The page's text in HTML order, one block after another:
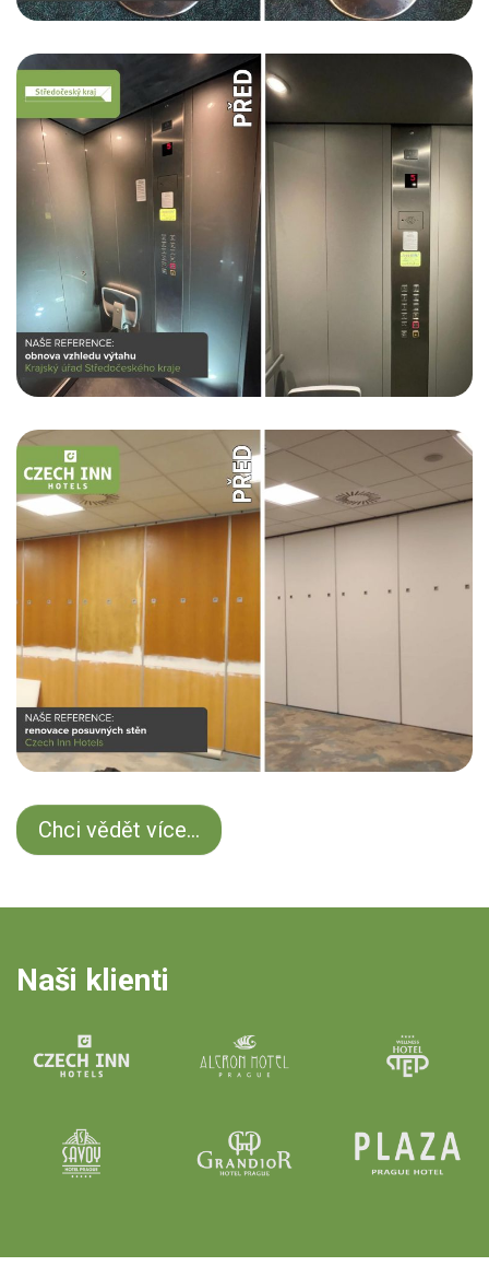
Chci vědět více...
Naši klienti